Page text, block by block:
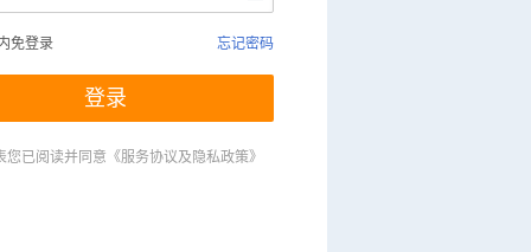
免登录 忘记密码
登录
您已阅读并同意 《服务协议及隐私政策》